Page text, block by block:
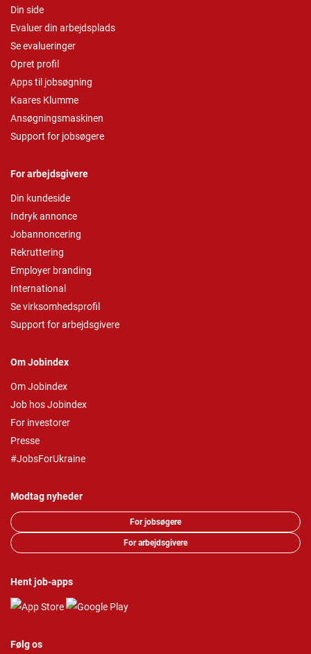
Din side
Evaluer din arbejdsplads
Se evalueringer
Opret profil
Apps til jobsøgning
Kaares Klumme
Ansøgningsmaskinen
Support for jobsøgere
For arbejdsgivere
Din kundeside
Indryk annonce
Jobannoncering
Rekruttering
Employer branding
International
Se virksomhedsprofil
Support for arbejdsgivere
Om Jobindex
Om Jobindex
Job hos Jobindex
For investorer
Presse
#JobsForUkraine
Modtag nyheder
For jobsøgere
For arbejdsgivere
Hent job-apps
Følg os